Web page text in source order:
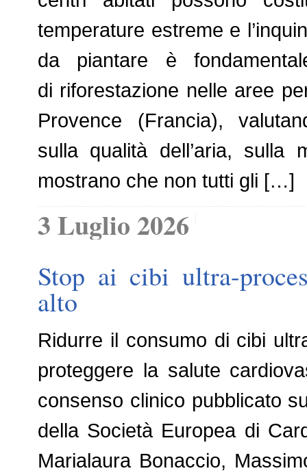
temperature estreme e
da piantare è
di riforestazione nelle aree
Provence (Francia),
sulla qualità dell’aria,
mostrano che non tutti gli […]
3 Luglio 2026
Stop ai cibi ultra-
alto
Ridurre il consumo di cibi
proteggere la salute
consenso clinico pubblicato
della Società Europea di
Marialaura Bonaccio,